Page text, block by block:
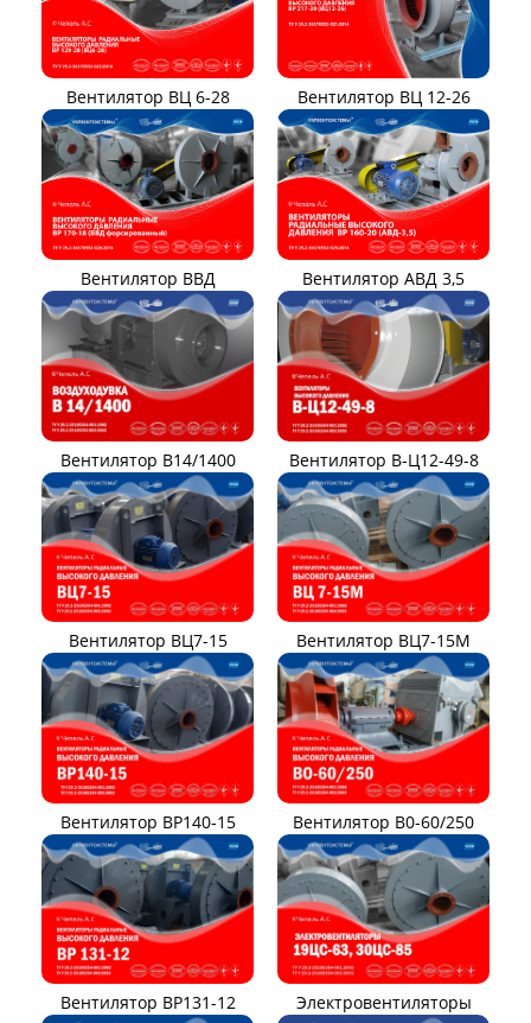
Вентилятор ВЦ 6-28 Вентилятор ВЦ 12-26
Вентилятор ВВД Вентилятор АВД 3,5
Вентилятор В14/1400 Вентилятор В-Ц12-49-8
Вентилятор ВЦ7-15 Вентилятор ВЦ7-15М
Вентилятор ВР140-15 Вентилятор В0-60/250
Вентилятор ВР131-12 Электровентиляторы